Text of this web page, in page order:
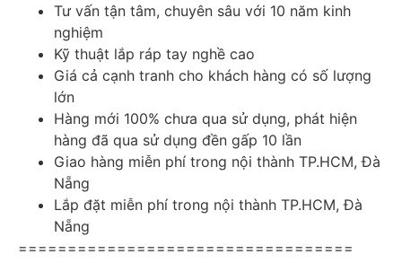
Tư vấn tận tâm, chuyên sâu với 10 năm kinh
nghiệm
Kỹ thuật lắp ráp tay nghề cao
Giá cả cạnh tranh cho khách hàng có số lượng
lớn
Hàng mới 100% chưa qua sử dụng, phát hiện
hàng đã qua sử dụng đền gấp 10 lần
Giao hàng miễn phí trong nội thành TP.HCM, Đà
Nẵng
Lắp đặt miễn phí trong nội thành TP.HCM, Đà
Nẵng
==================================